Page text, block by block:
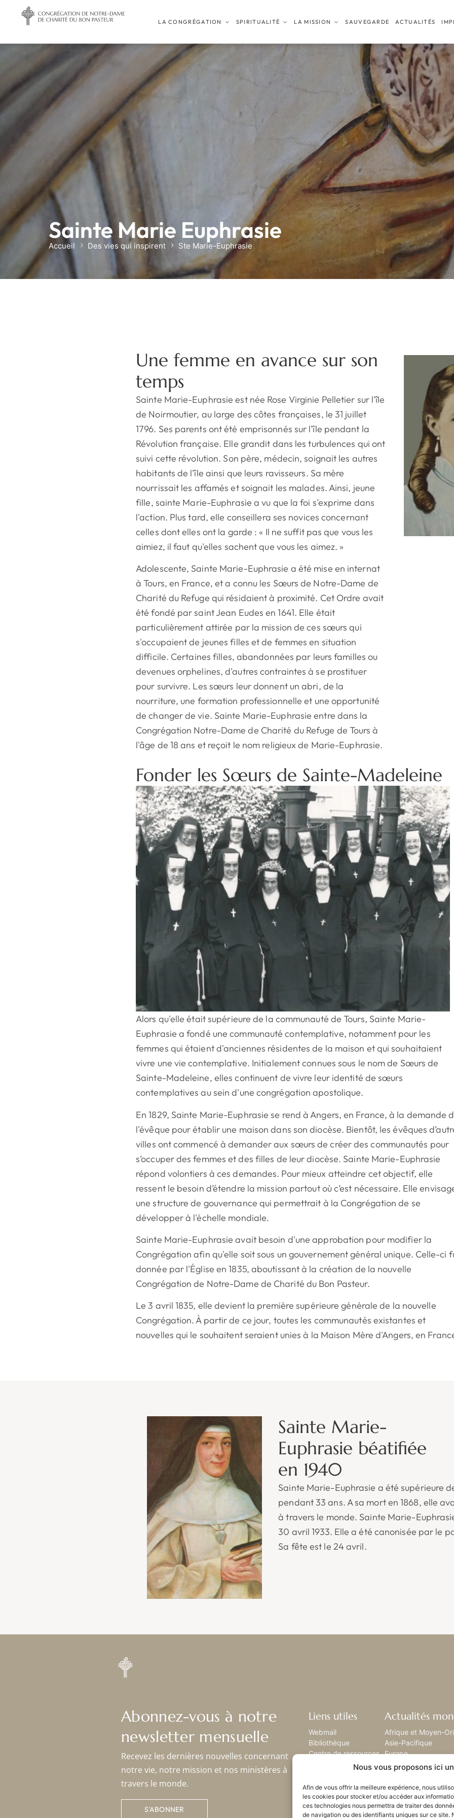
Nous vous proposons ici
Afin de vous offrir la meilleure expérience, nous
les cookies pour stocker et/ou accéder aux
ces technologies nous permettra de traiter des
de navigation ou des identifiants uniques sur ce site.
LA CONGRÉGATION SPIRITUALITÉ LA MISSION SAUVEGARDE ACTUALITÉS
Sainte Marie Euphrasie
Accueil Des vies qui inspirent Ste Marie-Euphrasie
Une femme en avance sur son
temps
Sainte Marie-Euphrasie est née Rose Virginie Pelletier sur l'île
de Noirmoutier, au large des côtes françaises, le 31 juillet
1796. Ses parents ont été emprisonnés sur l'île pendant la
Révolution française. Elle grandit dans les turbulences qui ont
suivi cette révolution. Son père, médecin, soignait les autres
habitants de l'île ainsi que leurs ravisseurs. Sa mère
nourrissait les affamés et soignait les malades. Ainsi, jeune
fille, sainte Marie-Euphrasie a vu que la foi s'exprime dans
l'action. Plus tard, elle conseillera ses novices concernant
celles dont elles ont la garde : « Il ne suffit pas que vous les
aimiez, il faut qu'elles sachent que vous les aimez. »
Adolescente, Sainte Marie-Euphrasie a été mise en internat
à Tours, en France, et a connu les Sœurs de Notre-Dame de
Charité du Refuge qui résidaient à proximité. Cet Ordre avait
été fondé par saint Jean Eudes en 1641. Elle était
particulièrement attirée par la mission de ces sœurs qui
s'occupaient de jeunes filles et de femmes en situation
difficile. Certaines filles, abandonnées par leurs familles ou
devenues orphelines, d'autres contraintes à se prostituer
pour survivre. Les sœurs leur donnent un abri, de la
nourriture, une formation professionnelle et une opportunité
de changer de vie. Sainte Marie-Euphrasie entre dans la
Congrégation Notre-Dame de Charité du Refuge de Tours à
l'âge de 18 ans et reçoit le nom religieux de Marie-Euphrasie.
Fonder les Sœurs de Sainte-Madeleine
Alors qu'elle était supérieure de la communauté de Tours, Sainte Marie-
Euphrasie a fondé une communauté contemplative, notamment pour les
femmes qui étaient d'anciennes résidentes de la maison et qui souhaitaient
vivre une vie contemplative. Initialement connues sous le nom de Sœurs de
Sainte-Madeleine, elles continuent de vivre leur identité de sœurs
contemplatives au sein d'une congrégation apostolique.
En 1829, Sainte Marie-Euphrasie se rend à Angers, en France, à la demande
l'évêque pour établir une maison dans son diocèse. Bientôt, les évêques
villes ont commencé à demander aux sœurs de créer des communautés pour
s’occuper des femmes et des filles de leur diocèse. Sainte Marie-Euphrasie
répond volontiers à ces demandes. Pour mieux atteindre cet objectif, elle
ressent le besoin d’étendre la mission partout où c’est nécessaire. Elle
une structure de gouvernance qui permettrait à la Congrégation de se
développer à l'échelle mondiale.
Sainte Marie-Euphrasie avait besoin d'une approbation pour modifier la
Congrégation afin qu'elle soit sous un gouvernement général unique. Celle-ci
donnée par l'Église en 1835, aboutissant à la création de la nouvelle
Congrégation de Notre-Dame de Charité du Bon Pasteur.
Le 3 avril 1835, elle devient la première supérieure générale de la nouvelle
Congrégation. À partir de ce jour, toutes les communautés existantes et
nouvelles qui le souhaitent seraient unies à la Maison Mère d'Angers, en
Sainte Marie-
Euphrasie béatifiée
en 1940
Sainte Marie-Euphrasie a été supérieure
pendant 33 ans. A sa mort en 1868, elle
à travers le monde. Sainte Marie-
30 avril 1933. Elle a été canonisée par le
Sa fête est le 24 avril.
Abonnez-vous à notre
newsletter mensuelle
Recevez les dernières nouvelles concernant
notre vie, notre mission et nos ministères à
travers le monde.
S'ABONNER
Liens utiles
Webmail
Bibliothèque
Centre de ressources
Envoyez-nous votre
Plan du site
Actualités
Afrique et Moyen-
Asie-Pacifique
Europe
Amérique latine